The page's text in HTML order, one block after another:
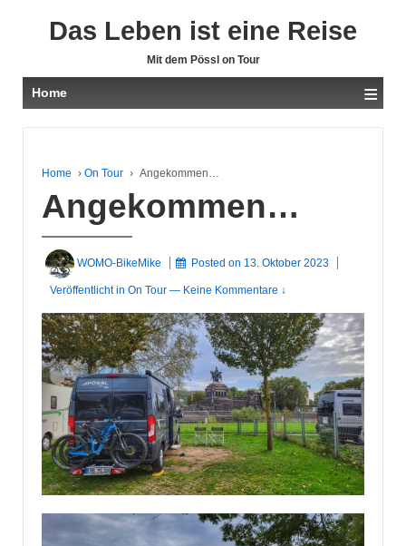
Das Leben ist eine Reise
Mit dem Pössl on Tour
Home ≡
Home › On Tour › Angekommen…
Angekommen…
WOMO-BikeMike Posted on 13. Oktober 2023
Veröffentlicht in On Tour — Keine Kommentare ↓